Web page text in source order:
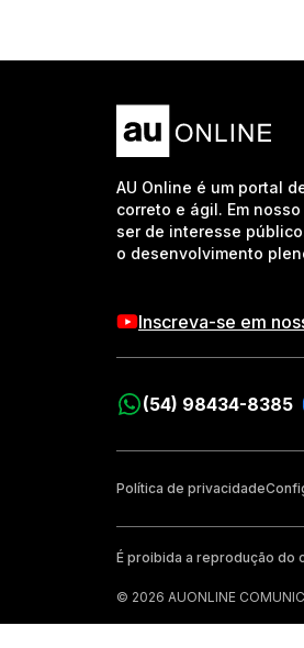
AU Online é um portal
correto e ágil. Em
ser de interesse
o desenvolvimento
Inscreva-se em
(54) 98434-8385
Política de privacidade
É proibida a reprodução do
© 2026 AUONLINE